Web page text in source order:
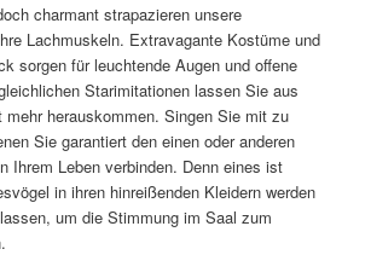
charmant strapazieren unsere
Lachmuskeln. Extravagante Kostüme und
sorgen für leuchtende Augen und offene
Starimitationen lassen Sie aus
mehr herauskommen. Singen Sie mit zu
Sie garantiert den einen oder anderen
Ihrem Leben verbinden. Denn eines ist
in ihren hinreißenden Kleidern werden
um die Stimmung im Saal zum